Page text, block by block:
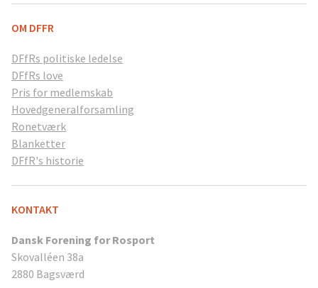
OM DFFR
DFfRs politiske ledelse
DFfRs love
Pris for medlemskab
Hovedgeneralforsamling
Ronetværk
Blanketter
DFfR's historie
KONTAKT
Dansk Forening for Rosport
Skovalléen 38a
2880 Bagsværd